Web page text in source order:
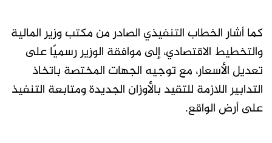
كما أشار الخطاب التنفيذي الصادر من مكتب وزير المالية
والتخطيط الاقتصادي، إلى موافقة الوزير رسميًا على
تعديل الأسعار، مع توجيه الجهات المختصة باتخاذ
التدابير اللازمة للتقيد بالأوزان الجديدة ومتابعة التنفيذ
على أرض الواقع.